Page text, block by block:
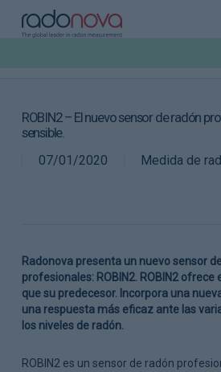
main
ROBIN2 – El nuevo sensor de radón
sensible.
07/01/2020 Medida de
Radonova presenta un nuevo sensor
profesionales: ROBIN2. ROBIN2 ofrece
que su predecesor. Incorpora una
una respuesta más eficaz ante las
los niveles de radón.
ROBIN2 es un sensor de radón